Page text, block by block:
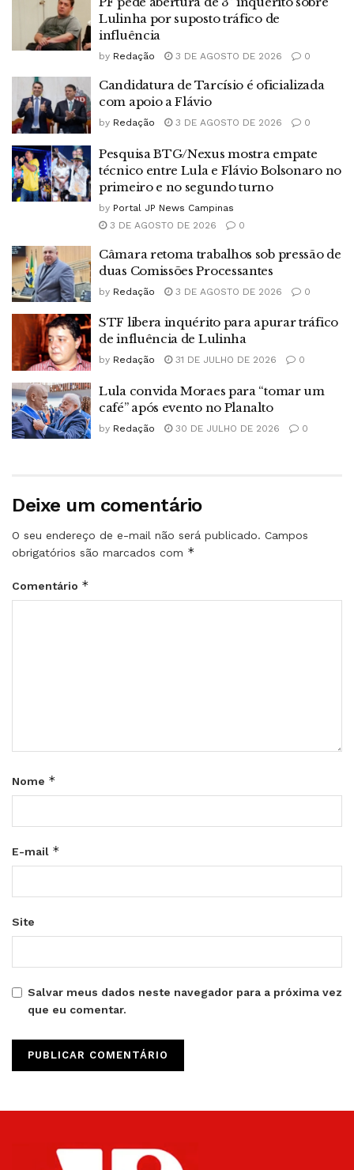
Lulinha por suposto tráfico de
influência
by Redação 3 DE AGOSTO DE 2026 0
Candidatura de Tarcísio é oficializada
com apoio a Flávio
by Redação 3 DE AGOSTO DE 2026 0
Pesquisa BTG/Nexus mostra empate
técnico entre Lula e Flávio Bolsonaro no
primeiro e no segundo turno
by Portal JP News Campinas
3 DE AGOSTO DE 2026
0
Câmara retoma trabalhos sob pressão de
duas Comissões Processantes
by Redação 3 DE AGOSTO DE 2026 0
STF libera inquérito para apurar tráfico
de influência de Lulinha
by Redação 31 DE JULHO DE 2026 0
Lula convida Moraes para “tomar um
café” após evento no Planalto
by Redação 30 DE JULHO DE 2026 0
Deixe um comentário
O seu endereço de e-mail não será publicado. Campos
obrigatórios são marcados com *
Comentário *
Nome *
E-mail *
Site
Salvar meus dados neste navegador para a próxima vez
que eu comentar.